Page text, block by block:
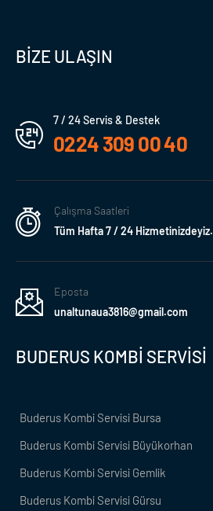
BİZE ULAŞIN
7 / 24 Servis & Destek
0224 309 00 40
Çalışma Saatleri
Tüm Hafta 7 / 24 Hizmetinizdeyiz.
Eposta
unaltunaua3816@gmail.com
BUDERUS KOMBİ SERVİSİ
Buderus Kombi Servisi Bursa
Buderus Kombi Servisi Büyükorhan
Buderus Kombi Servisi Gemlik
Buderus Kombi Servisi Gürsu